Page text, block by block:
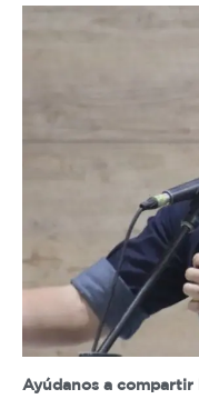
Ayúdanos a compartir